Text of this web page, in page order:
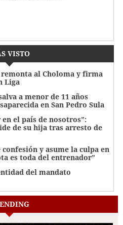
VISTO
al Choloma y firma
Liga
a menor de 11 años
en San Pedro Sula
en el país de nosotros”:
de su hija tras arresto de
confesión y asume la culpa en
es toda del entrenador”
del mandato